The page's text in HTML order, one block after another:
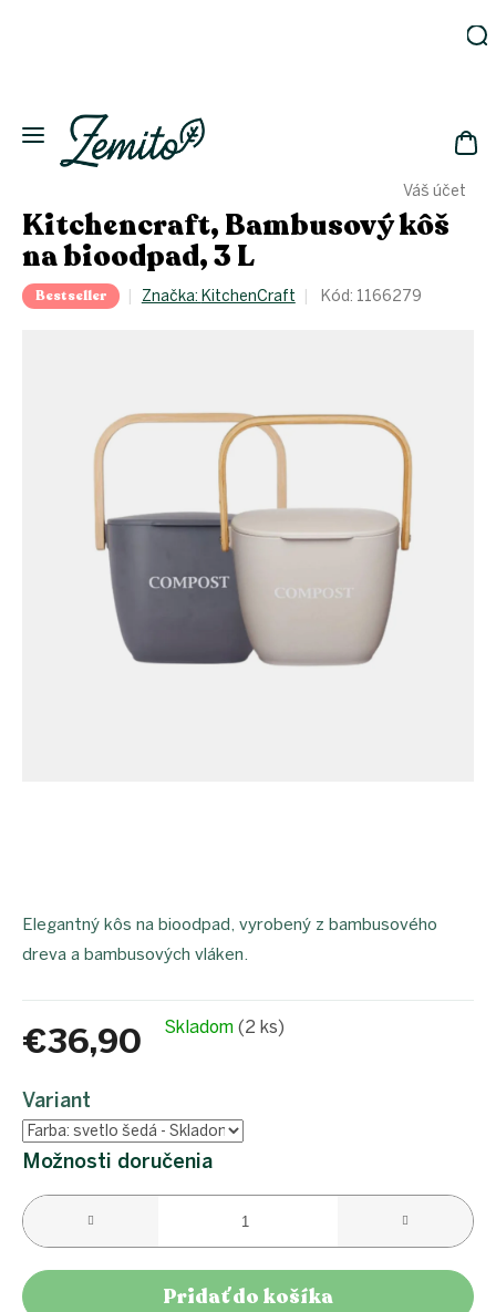
Váš účet
Ekodomácnosť
Ekologická
Kozmetika
Zachráň
Starostlivosť
domácnosť
Prihlásenie
Kitchencraft, Bambusový kôš
na bioodpad, 3 L
Bestseller Značka: KitchenCraft Kód: 1166279
€36,90
cena:
Skladom (2 ks)
Variant
Možnosti doručenia
Pridať do košíka
Elegantný kôs na bioodpad, vyrobený z bambusového
dreva a bambusových vláken.